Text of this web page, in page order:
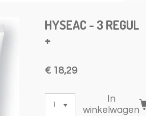
HYSEAC - 3 REGUL
+
€ 18,29
In
winkelwagen